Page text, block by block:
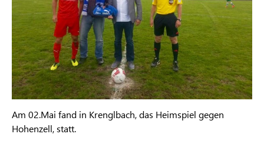
Am 02.Mai fand in Krenglbach, das Heimspiel gegen
Hohenzell, statt.